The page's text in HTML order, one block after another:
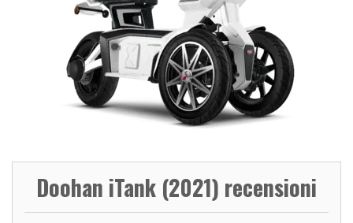
Doohan iTank (2021) recensioni